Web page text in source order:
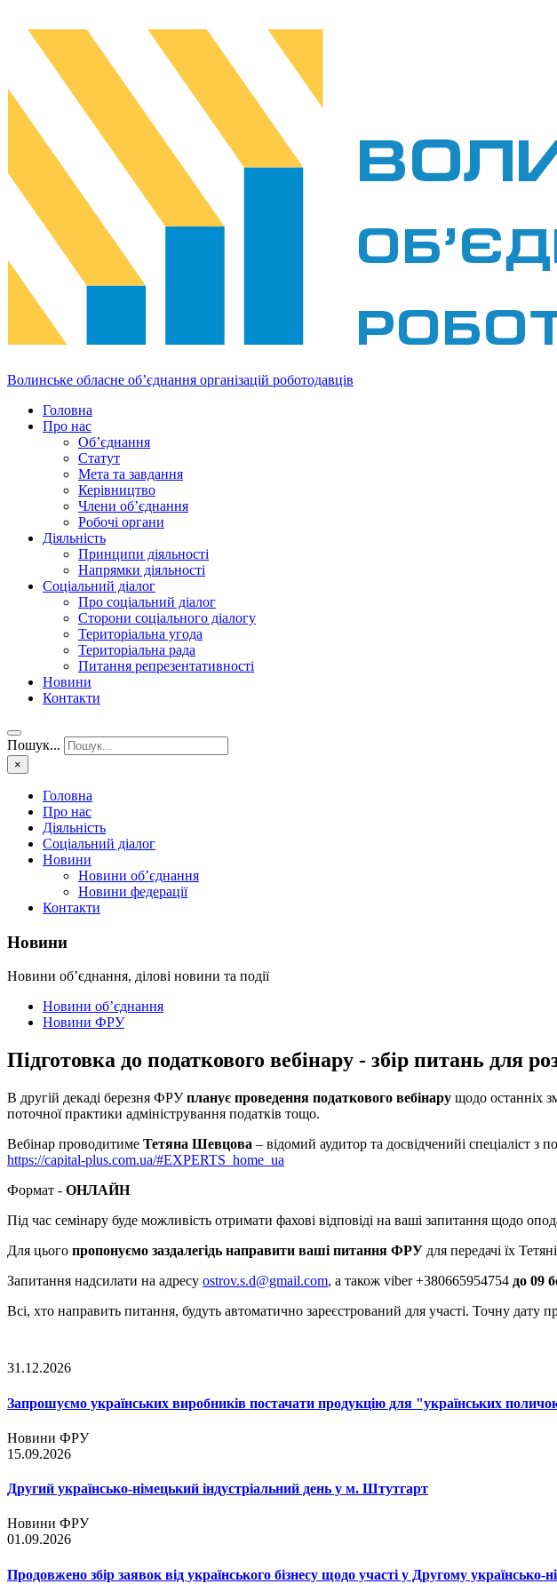
Волинське обласне об’єднання організацій роботодавців
Головна
Про нас
Об’єднання
Статут
Мета та завдання
Керівництво
Члени об’єднання
Робочі органи
Діяльність
Принципи діяльності
Напрямки діяльності
Соціальний діалог
Про соціальний діалог
Сторони соціального діалогу
Територіальна угода
Територіальна рада
Питання репрезентативності
Новини
Контакти
Пошук...
×
Головна
Про нас
Діяльність
Соціальний діалог
Новини
Новини об’єднання
Новини федерації
Контакти
Новини
Новини об’єднання, ділові новини та події
Новини об’єднання
Новини ФРУ
Підготовка до податкового вебінару - збір питань для
В другій декаді березня ФРУпланує проведення податкового вебінару щодо останніх
поточної практики адміністрування податків тощо.
Вебінар проводитиме Тетяна Шевцова – відомий аудитор та досвідченийі спеціаліст
https://capital-plus.com.ua/#EXPERTS_home_ua
Формат - ОНЛАЙН
Під час семінару буде можливість отримати фахові відповіді на ваші запитання щодо
Для цього пропонуємо заздалегідь направити ваші питання ФРУ для передачі їх
Запитання надсилати на адресу ostrov.s.d@gmail.com, а також viber +380665954754 до 09
Всі, хто направить питання, будуть автоматично зареєстрований для участі. Точну дату
31.12.2026
Запрошуємо українських виробників постачати продукцію для "українських
Новини ФРУ
15.09.2026
Другий українсько-німецький індустріальний день у м. Штутгарт
Новини ФРУ
01.09.2026
Продовжено збір заявок від українського бізнесу щодо участі у Другому